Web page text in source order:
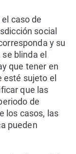
caso de
social
y su
blinda el
que tener en
sujeto el
que las
de
los casos, las
pueden